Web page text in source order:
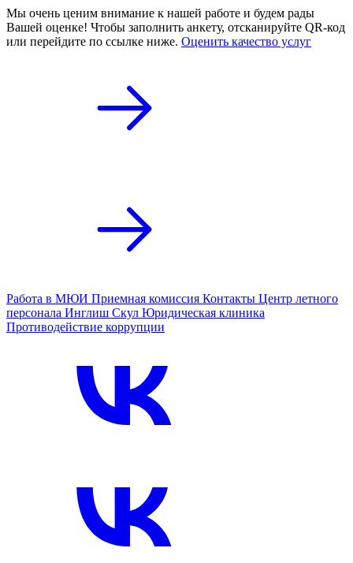
Мы очень ценим внимание к нашей работе и будем рады
Вашей оценке! Чтобы заполнить анкету, отсканируйте QR-код
или перейдите по ссылке ниже. Оценить качество услуг
Работа в МЮИ Приемная комиссия Контакты Центр летного
персонала Инглиш Скул Юридическая клиника
Противодействие коррупции